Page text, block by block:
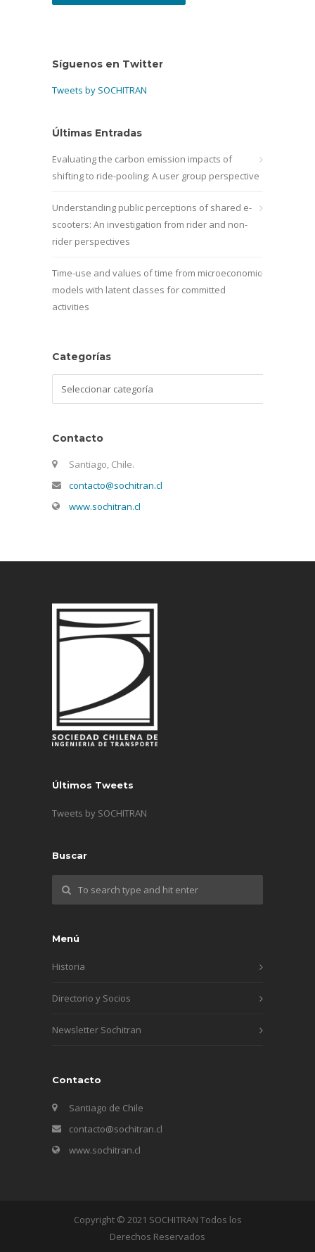
Síguenos en Twitter
Tweets by SOCHITRAN
Últimas Entradas
Evaluating the carbon emission impacts of
shifting to ride-pooling: A user group perspective
Understanding public perceptions of shared e-
scooters: An investigation from rider and non-
rider perspectives
Time-use and values of time from microeconomic
models with latent classes for committed
activities
Categorías
Contacto
Santiago, Chile.
contacto@sochitran.cl
www.sochitran.cl
Últimos Tweets
Tweets by SOCHITRAN
Buscar
Menú
Historia
Directorio y Socios
Newsletter Sochitran
Contacto
Santiago de Chile
contacto@sochitran.cl
www.sochitran.cl
Copyright © 2021 SOCHITRAN Todos los
Derechos Reservados